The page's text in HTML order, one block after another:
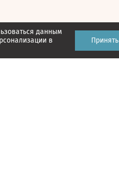
данным
в
Принять